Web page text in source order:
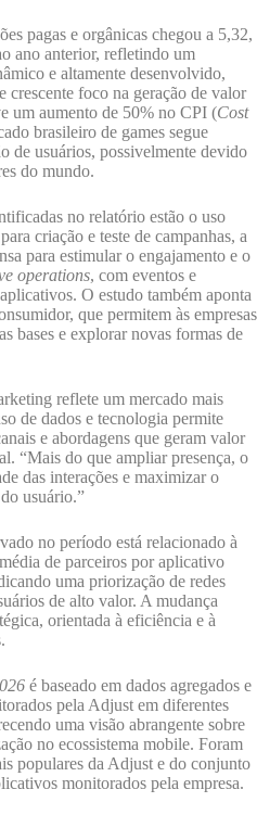
pagas e orgânicas chegou a 5,32,
ano anterior, refletindo um
e altamente desenvolvido,
foco na geração de valor
um aumento de 50% no CPI (Cost
brasileiro de games segue
de usuários, possivelmente devido
do mundo.
no relatório estão o uso
criação e teste de campanhas, a
para estimular o engajamento e o
operations, com eventos e
O estudo também aponta
que permitem às empresas
bases e explorar novas formas de
reflete um mercado mais
de dados e tecnologia permite
e abordagens que geram valor
“Mais do que ampliar presença, o
das interações e maximizar o
usuário.”
no período está relacionado à
de parceiros por aplicativo
uma priorização de redes
de alto valor. A mudança
orientada à eficiência e à
é baseado em dados agregados e
pela Adjust em diferentes
uma visão abrangente sobre
no ecossistema mobile. Foram
populares da Adjust e do conjunto
monitorados pela empresa.